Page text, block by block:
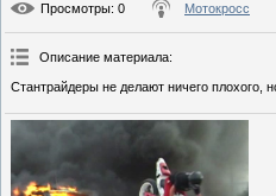
Просмотры: 0 Мотокросс
Описание материала:
Стантрайдеры не делают ничего плохого,